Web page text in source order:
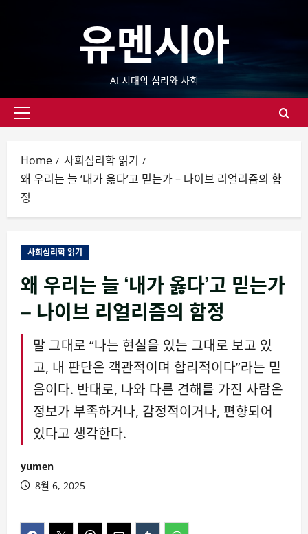
유멘시아
AI 시대의 심리와 사회
Primary
Home
사회심리학 읽기
왜 우리는 늘 ‘내가 옳다’고 믿는가 – 나이브 리얼리즘의 함
정
사회심리학 읽기
왜 우리는 늘 ‘내가 옳다’고 믿는가
– 나이브 리얼리즘의 함정
말 그대로 “나는 현실을 있는 그대로 보고 있
고, 내 판단은 객관적이며 합리적이다”라는 믿
음이다. 반대로, 나와 다른 견해를 가진 사람은
정보가 부족하거나, 감정적이거나, 편향되어
있다고 생각한다.
yumen
8월 6, 2025